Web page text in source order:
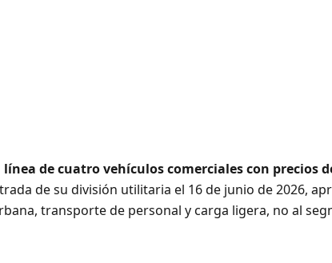
de cuatro vehículos comerciales con precios
de su división utilitaria el 16 de junio de 2026,
transporte de personal y carga ligera, no al